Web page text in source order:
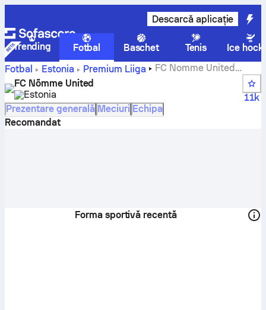
Descarcă aplicație
Trending Fotbal Baschet Tenis
Ice
Fotbal
Estonia Premium Liiga
FC Nomme United
scoruri, meciuri, clasamente și statistici jucători
FC Nõmme United
Estonia
11k
Prezentare generală Meciuri Echipa
Recomandat
Forma sportivă recentă